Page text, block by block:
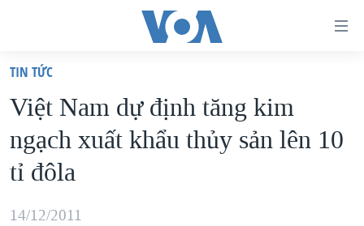
truy
cập
Tới
nội
chính
VIỆT NAM
HOA KỲ
BIỂN ĐÔNG
THẾ GIỚI
TIN TỨC
Việt Nam dự định tăng kim
ngạch xuất khẩu thủy sản lên 10
tỉ đôla
14/12/2011